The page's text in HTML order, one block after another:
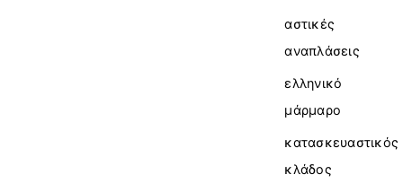
αστικές
αναπλάσεις
ελληνικό
μάρμαρο
κατασκευαστικός
κλάδος